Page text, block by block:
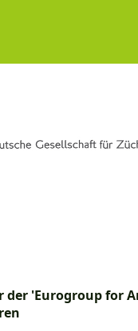
der 'Eurogroup for